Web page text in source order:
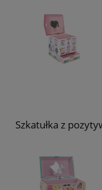
Szkatułka z